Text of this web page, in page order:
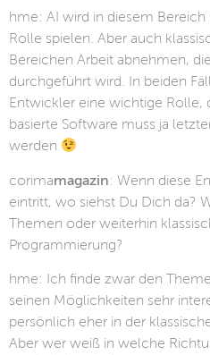
hme: AI wird in diesem
Rolle spielen. Aber auch
Bereichen Arbeit abnehmen,
durchgeführt wird. In beiden
Entwickler eine wichtige Rolle,
basierte Software muss ja
werden
corimamagazin: Wenn diese
eintritt, wo siehst Du Dich da?
Themen oder weiterhin
Programmierung?
hme: Ich finde zwar den
seinen Möglichkeiten sehr
persönlich eher in der
Aber wer weiß in welche